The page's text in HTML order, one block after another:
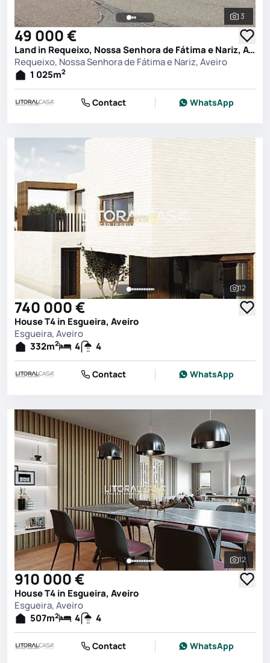
See all
3
49 000 €
Land in Requeixo, Nossa Senhora de Fátima e Nariz, Aveiro
Requeixo, Nossa Senhora de Fátima e Nariz, Aveiro
1 025m2
Contact WhatsApp
See all
12
740 000 €
House T4 in Esgueira, Aveiro
Esgueira, Aveiro
332m2 4 4
Contact WhatsApp
See all
12
910 000 €
House T4 in Esgueira, Aveiro
Esgueira, Aveiro
507m2 4 4
Contact WhatsApp